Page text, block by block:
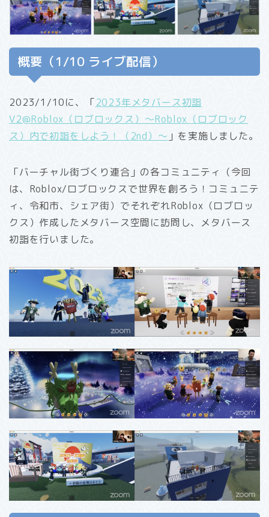
概要（1/10 ライブ配信）
2023/1/10に、「2023年メタバース初詣
V2@Roblox（ロブロックス）〜Roblox（ロブロック
ス）内で初詣をしよう！（2nd）〜 」を実施しました。
「バーチャル街づくり連合」の各コミュニティ（今回
は、Roblox/ロブロックスで世界を創ろう！コミュニテ
ィ、令和市、シェア街）でそれぞれRoblox（ロブロッ
クス）作成したメタバース空間に訪問し、メタバース
初詣を行いました。